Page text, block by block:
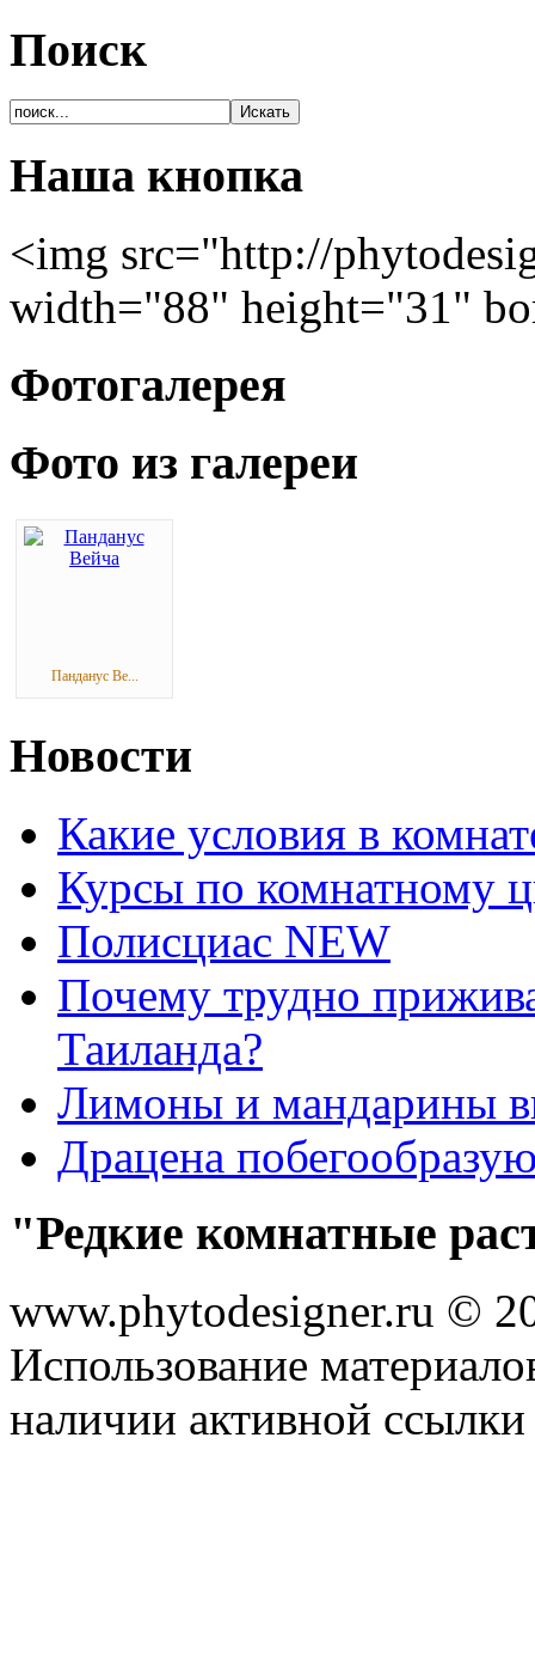
Поиск
Наша кнопка
<img src="http://
width="88" height="31"
Фотогалерея
Фото из галереи
Панданус Ве...
Новости
Какие условия в
Курсы по комнатному
Полисциас NEW
Почему трудно
Таиланда?
Лимоны и мандарины
Драцена
"Редкие комнатные
www.phytodesigner.ru ©
Использование
наличии активной